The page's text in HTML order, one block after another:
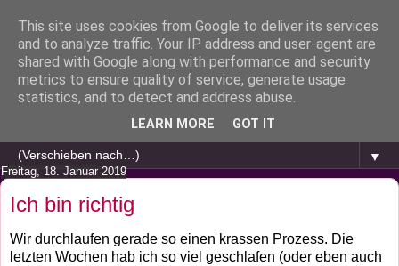
▼
Freitag, 18. Januar 2019
Ich bin richtig
Wir durchlaufen gerade so einen krassen Prozess. Die
letzten Wochen hab ich so viel geschlafen (oder eben auch
This site uses cookies from Google to deliver its services
and to analyze traffic. Your IP address and user-agent are
shared with Google along with performance and security
metrics to ensure quality of service, generate usage
statistics, and to detect and address abuse.
LEARN MORE GOT IT